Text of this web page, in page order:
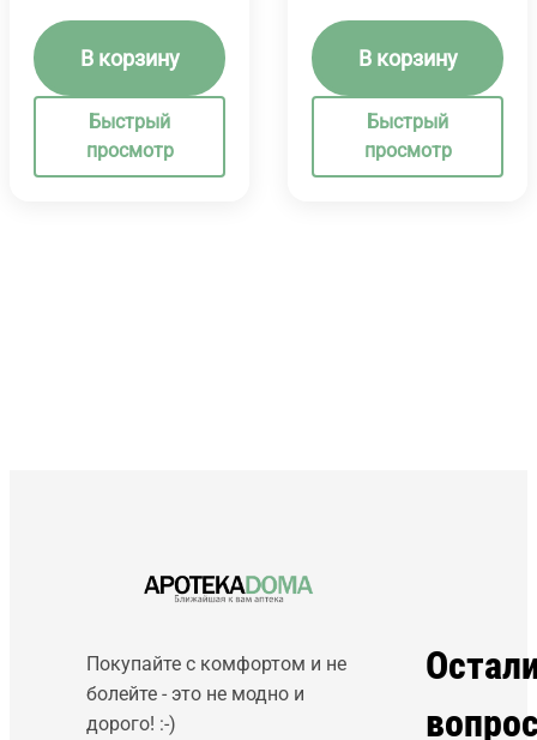
В корзину
Быстрый
просмотр
В корзину
Быстрый
просмотр
Покупайте с комфортом и не
болейте - это не модно и
дорого! :-)